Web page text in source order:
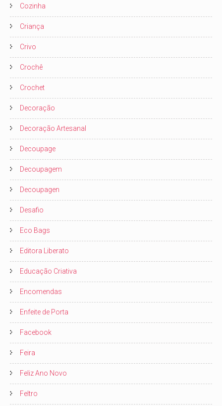
Cozinha
Criança
Crivo
Crochê
Crochet
Decoração
Decoração Artesanal
Decoupage
Decoupagem
Decoupagen
Desafio
Eco Bags
Editora Liberato
Educação Criativa
Encomendas
Enfeite de Porta
Facebook
Feira
Feliz Ano Novo
Feltro